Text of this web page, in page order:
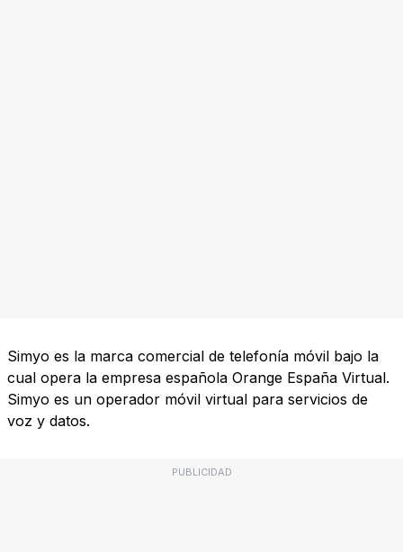
Simyo es la marca comercial de telefonía móvil bajo la
cual opera la empresa española Orange España Virtual.
Simyo es un operador móvil virtual para servicios de
voz y datos.
PUBLICIDAD